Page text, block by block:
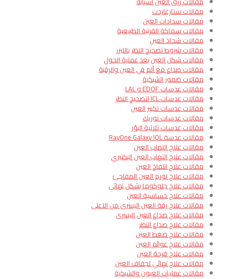
مقالات ستارغاردت
مقالات سدادات العين
مقالات سماكة القرنية الطبيعية
مقالات شحاذ العين
مقالات شروط تصحيح النظر بالليزر
مقالات شكل العين بعد عملية الحول
مقالات صداع مع ألم في العين والرقبة
مقالات ضمور الشبكية
مقالات عدسات EDOF و LAL
مقالات عدسات ICL لتصحيح النظر
مقالات عدسات تكبير العين
مقالات عدسات توريك
مقالات عدسات ثلاثية البؤر
مقالات عدسة RayOne Galaxy IOL
مقالات علاج التهاب العين
مقالات علاج التهاب العين البكتيري
مقالات علاج انتفاخ العين
مقالات علاج تورم العين المفاجئ
مقالات علاج جلوكوما بشكل نهائي
مقالات علاج حساسية العين
مقالات علاج رفة العين اليسرى من الاعلى
مقالات علاج صداع العين اليسرى
مقالات علاج صداع النظر
مقالات علاج ضغط العين
مقالات علاج عوائم العين
مقالات علاج قرحة العين
مقالات علاج نهائي لجفاف العين
مقالات عمليات العيون والشبكية